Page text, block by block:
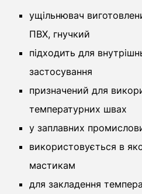
ущільнювач
ПВХ, гнучкий
підходить для
застосування
призначений для
температурних швах
у заплавних
використовується в
мастикам
для закладення